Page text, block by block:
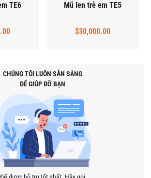
TE6 Mũ len trẻ em TE5
$30,000.00
CHÚNG TÔI LUÔN SẴN SÀNG
ĐỂ GIÚP ĐỠ BẠN